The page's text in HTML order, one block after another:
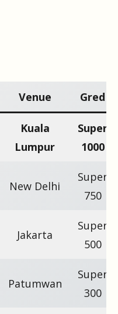
Venue Gred
Kuala
Lumpur
Super
1000
New Delhi
Super
750
Jakarta
Super
500
Patumwan
Super
300